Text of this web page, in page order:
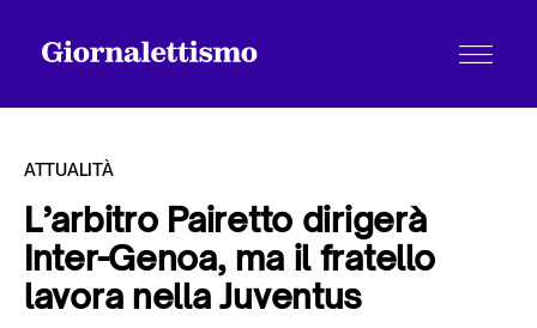
Tutti gli articoli
ATTUALITÀ
L’arbitro Pairetto dirigerà
Inter-Genoa, ma il fratello
lavora nella Juventus